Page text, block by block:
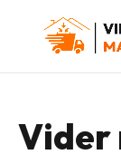
Vider